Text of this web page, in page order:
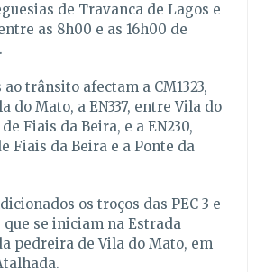
de Travanca de Lagos e
as 8h00 e as 16h00 de
trânsito afectam a CM1323,
do Mato, a EN337, entre Vila do
Fiais da Beira, e a EN230,
Fiais da Beira e a Ponte da
os troços das PEC 3 e
que se iniciam na Estrada
pedreira de Vila do Mato, em